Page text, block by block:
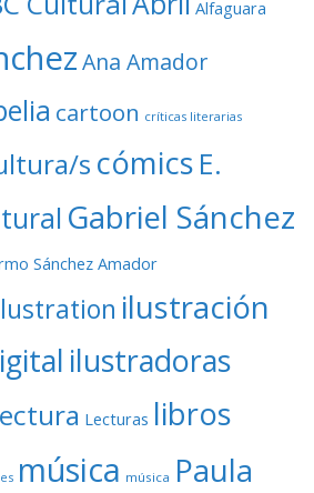
Alfaguara
Ana Amador
cartoon críticas literarias
s cómics E.
Gabriel Sánchez
Sánchez Amador
ilustración
ilustradoras
Lecturas libros
música música Paula